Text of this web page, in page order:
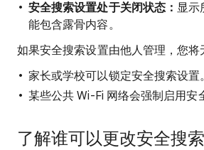
安全搜索设置处于关闭状态：显示
能包含露骨内容。
如果安全搜索设置由他人管理，您将
家长或学校可以锁定安全搜索设置。
某些公共 Wi-Fi 网络会强制启用安
了解谁可以更改安全搜